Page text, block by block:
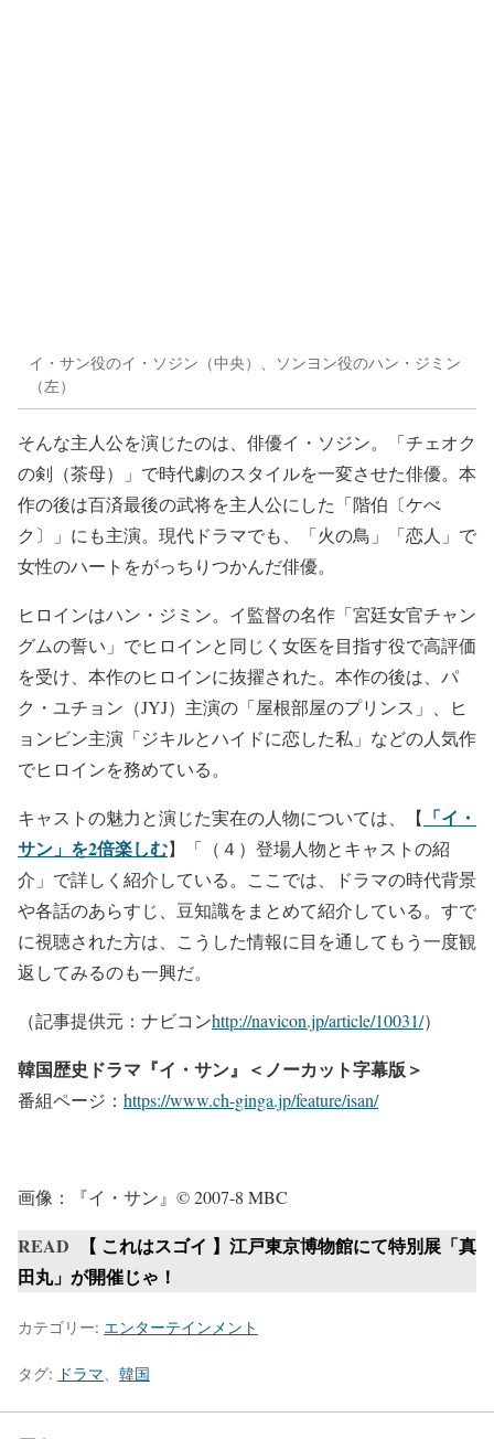
イ・サン役のイ・ソジン（中央）、ソンヨン役のハン・ジミン
（左）
そんな主人公を演じたのは、俳優イ・ソジン。「チェオク
の剣（茶母）」で時代劇のスタイルを一変させた俳優。本
作の後は百済最後の武将を主人公にした「階伯〔ケべ
ク〕」にも主演。現代ドラマでも、「火の鳥」「恋人」で
女性のハートをがっちりつかんだ俳優。
ヒロインはハン・ジミン。イ監督の名作「宮廷女官チャン
グムの誓い」でヒロインと同じく女医を目指す役で高評価
を受け、本作のヒロインに抜擢された。本作の後は、パ
ク・ユチョン（JYJ）主演の「屋根部屋のプリンス」、ヒ
ョンビン主演「ジキルとハイドに恋した私」などの人気作
でヒロインを務めている。
キャストの魅力と演じた実在の人物については、【 「イ・
サン」を2倍楽しむ】「（４）登場人物とキャストの紹
介」で詳しく紹介している。ここでは、ドラマの時代背景
や各話のあらすじ、豆知識をまとめて紹介している。すで
に視聴された方は、こうした情報に目を通してもう一度観
返してみるのも一興だ。
（記事提供元：ナビコンhttp://navicon.jp/article/10031/）
韓国歴史ドラマ『イ・サン』＜ノーカット字幕版＞
番組ページ： https://www.ch-ginga.jp/feature/isan/
画像：『イ・サン』© 2007-8 MBC
READ
【 これはスゴイ 】江戸東京博物館にて特別展「真
田丸」が開催じゃ！
カテゴリー: エンターテインメント
タグ: ドラマ 韓国